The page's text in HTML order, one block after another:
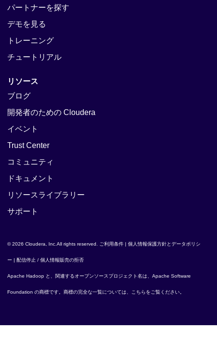
パートナーを探す
デモを見る
トレーニング
チュートリアル
リソース
ブログ
開発者のための Cloudera
イベント
Trust Center
コミュニティ
ドキュメント
リソースライブラリー
サポート
© 2026 Cloudera, Inc.All rights reserved. ご利用条件 | 個人情報保護方針とデータポリシ
ー | 配信停止 / 個人情報販売の拒否
Apache Hadoop と、関連するオープンソースプロジェクト名は、 Apache Software
Foundation の商標です。商標の完全な一覧については、 こちらをご覧ください。